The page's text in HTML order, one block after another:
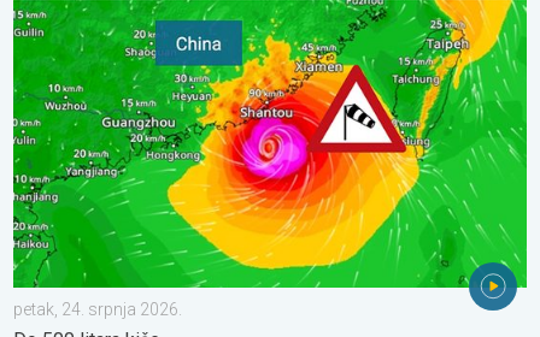
Upozorenje na tajfun za Kinu. Do 500 litara kiše. . . petak, 24.
petak, 24. srpnja 2026.